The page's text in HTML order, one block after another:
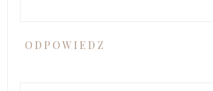
ODPOWIEDZ